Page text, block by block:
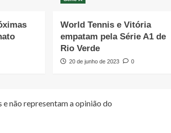
World Tennis e Vitória
empatam pela Série A1 de
Rio Verde
20 de junho de 2023 0
não representam a opinião do